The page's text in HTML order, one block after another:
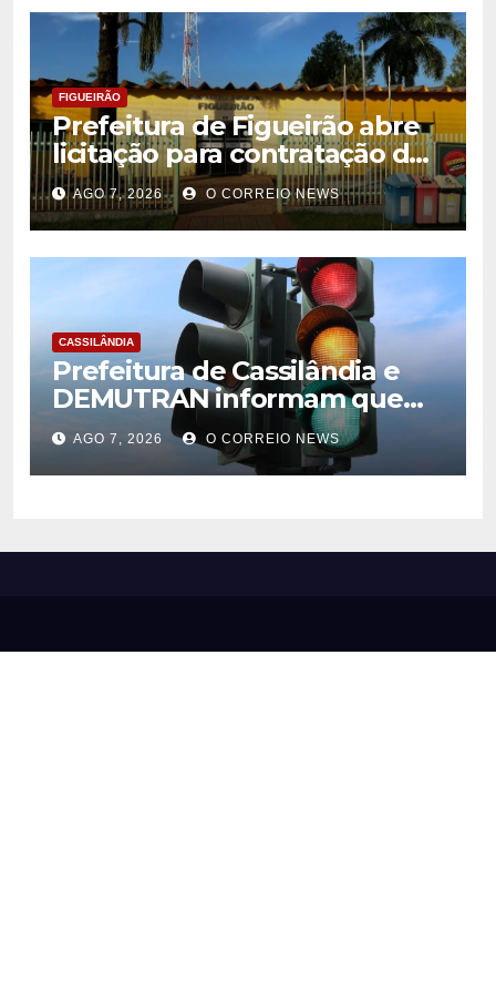
FIGUEIRÃO
Prefeitura de Figueirão abre
licitação para contratação de
estrutura de eventos
AGO 7, 2026 O CORREIO NEWS
CASSILÂNDIA
Prefeitura de Cassilândia e
DEMUTRAN informam que
semáforo entre as ruas Amin
José e Antônio Paulino
entrou em funcionamento
AGO 7, 2026 O CORREIO NEWS